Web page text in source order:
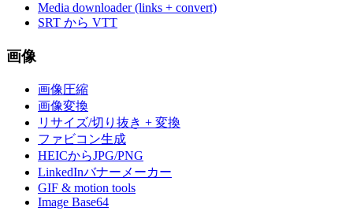
Media downloader (links + convert)
SRT から VTT
画像
画像圧縮
画像変換
リサイズ/切り抜き + 変換
ファビコン生成
HEICからJPG/PNG
LinkedInバナーメーカー
GIF & motion tools
Image Base64